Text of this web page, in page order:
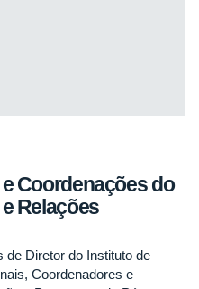
Coordenações do
Relações
de Diretor do Instituto de
Coordenadores e